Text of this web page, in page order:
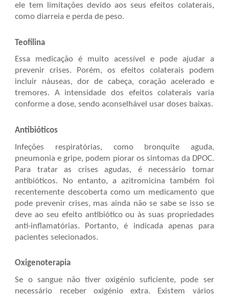
ele tem limitações devido aos seus efeitos colaterais,
como diarreia e perda de peso.
Teofilina
Essa medicação é muito acessível e pode ajudar a
prevenir crises. Porém, os efeitos colaterais podem
incluir náuseas, dor de cabeça, coração acelerado e
tremores. A intensidade dos efeitos colaterais varia
conforme a dose, sendo aconselhável usar doses baixas.
Antibióticos
Infeções respiratórias, como bronquite aguda,
pneumonia e gripe, podem piorar os sintomas da DPOC.
Para tratar as crises agudas, é necessário tomar
antibióticos. No entanto, a azitromicina também foi
recentemente descoberta como um medicamento que
pode prevenir crises, mas ainda não se sabe se isso se
deve ao seu efeito antibiótico ou às suas propriedades
anti-inflamatórias. Portanto, é indicada apenas para
pacientes selecionados.
Oxigenoterapia
Se o sangue não tiver oxigénio suficiente, pode ser
necessário receber oxigénio extra. Existem vários